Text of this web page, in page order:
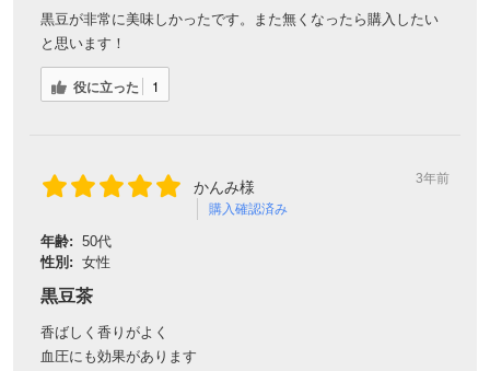
黒豆が非常に美味しかったです。また無くなったら購入したい
と思います！
役に立った 1
かんみ様
購入確認済み
3年前
年齢: 50代
性別: 女性
黒豆茶
香ばしく香りがよく
血圧にも効果があります